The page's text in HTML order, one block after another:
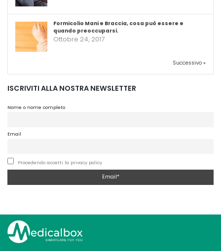
Formicolio Mani e Braccia, cosa può essere e
quando preoccuparsi.
Ottobre 24, 2017
Successivo »
ISCRIVITI ALLA NOSTRA NEWSLETTER
Nome o nome completo
Email
Procedendo accetti la privacy policy